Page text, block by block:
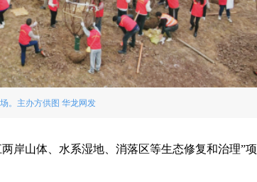
。主办方供图 华龙网发
岸山体、水系湿地、消落区等生态修复和治理”项